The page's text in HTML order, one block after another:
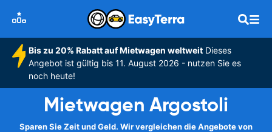
Bis zu 20% Rabatt auf Mietwagen weltweitDieses
Angebot ist gültig bis 11. August 2026 - nutzen Sie es
noch heute!
Mietwagen Argostoli
Sparen Sie Zeit und Geld. Wir vergleichen die Angebote von